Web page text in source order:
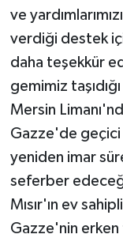
ve
verdiği destek
daha teşekkür
gemimiz
Mersin
Gazze'de geçici
yeniden imar
seferber
Mısır'ın ev
Gazze'nin erken